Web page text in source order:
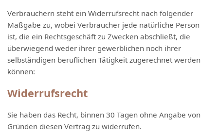
Verbrauchern steht ein Widerrufsrecht nach folgender
Maßgabe zu, wobei Verbraucher jede natürliche Person
ist, die ein Rechtsgeschäft zu Zwecken abschließt, die
überwiegend weder ihrer gewerblichen noch ihrer
selbständigen beruflichen Tätigkeit zugerechnet werden
können:
Widerrufsrecht
Sie haben das Recht, binnen 30 Tagen ohne Angabe von
Gründen diesen Vertrag zu widerrufen.